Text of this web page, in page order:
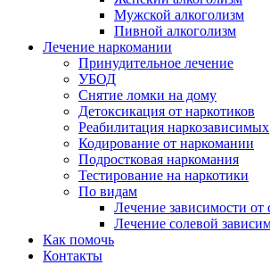
Мужской алкоголизм
Пивной алкоголизм
Лечение наркомании
Принудительное лечение
УБОД
Снятие ломки на дому
Детоксикация от наркотиков
Реабилитация наркозависимых
Кодирование от наркомании
Подростковая наркомания
Тестирование на наркотики
По видам
Лечение зависимости от
Лечение солевой
Как помочь
Контакты